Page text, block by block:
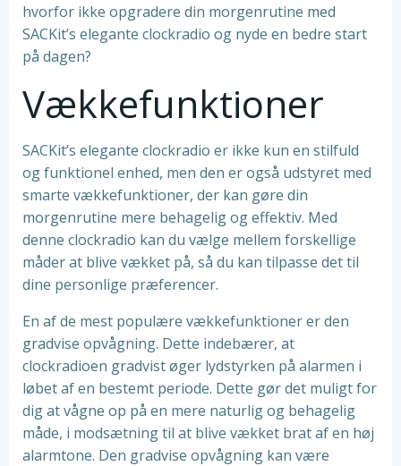
hvorfor ikke opgradere din morgenrutine med
SACKit’s elegante clockradio og nyde en bedre start
på dagen?
Vækkefunktioner
SACKit’s elegante clockradio er ikke kun en stilfuld
og funktionel enhed, men den er også udstyret med
smarte vækkefunktioner, der kan gøre din
morgenrutine mere behagelig og effektiv. Med
denne clockradio kan du vælge mellem forskellige
måder at blive vækket på, så du kan tilpasse det til
dine personlige præferencer.
En af de mest populære vækkefunktioner er den
gradvise opvågning. Dette indebærer, at
clockradioen gradvist øger lydstyrken på alarmen i
løbet af en bestemt periode. Dette gør det muligt for
dig at vågne op på en mere naturlig og behagelig
måde, i modsætning til at blive vækket brat af en høj
alarmtone. Den gradvise opvågning kan være